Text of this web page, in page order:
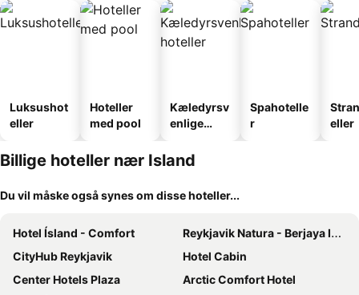
Luksushot
eller
Hoteller
med pool
Kæledyrsv
enlige
Spahotelle
r
eller
Billige hoteller nær Island
Du vil måske også synes om disse hoteller...
Hotel Ísland - Comfort
Reykjavik Natura - Berjaya Iceland Hotels
CityHub Reykjavik
Hotel Cabin
Center Hotels Plaza
Arctic Comfort Hotel